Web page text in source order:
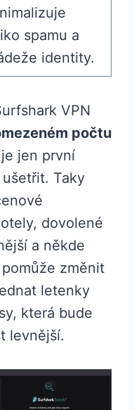
spamu a
identity.
VPN
počtu
jen první
Taky
dovolené
a někde
změnit
letenky
která bude
levnější.